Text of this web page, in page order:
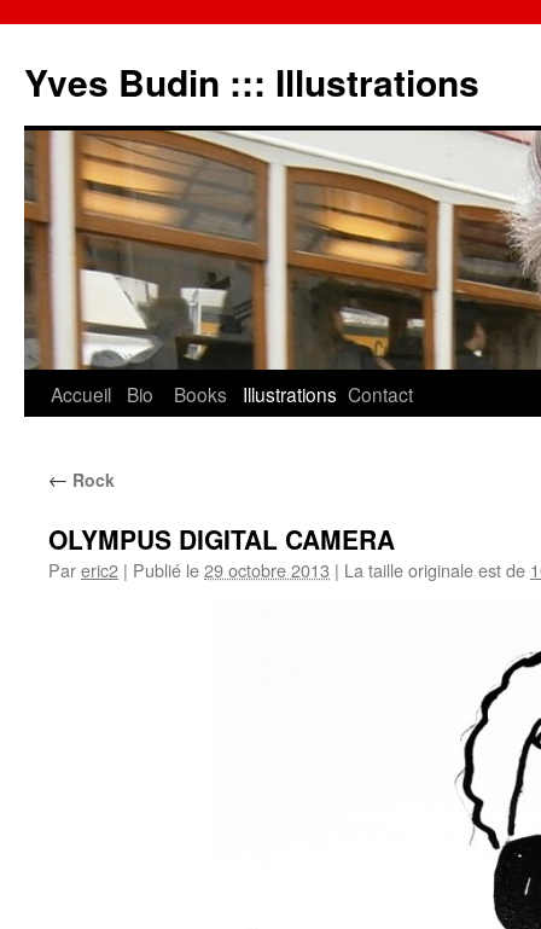
Yves Budin ::: Illustrations
Accueil Bio Books Illustrations Contact
← Rock
OLYMPUS DIGITAL CAMERA
Pareric2 | Publié le29 octobre 2013 | La taille originale est de